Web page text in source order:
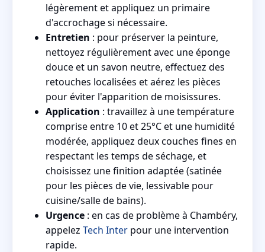
légèrement et appliquez un primaire
d'accrochage si nécessaire.
Entretien : pour préserver la peinture,
nettoyez régulièrement avec une éponge
douce et un savon neutre, effectuez des
retouches localisées et aérez les pièces
pour éviter l'apparition de moisissures.
Application : travaillez à une température
comprise entre 10 et 25°C et une humidité
modérée, appliquez deux couches fines en
respectant les temps de séchage, et
choisissez une finition adaptée (satinée
pour les pièces de vie, lessivable pour
cuisine/salle de bains).
Urgence : en cas de problème à Chambéry,
appelez Tech Inter pour une intervention
rapide.